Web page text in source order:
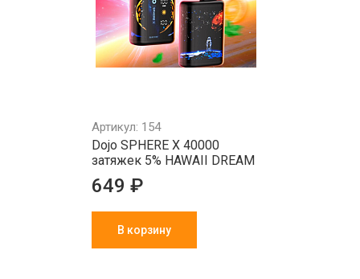
Артикул: 154
Dojo SPHERE X 40000
затяжек 5% HAWAII DREAM
649 ₽
В корзину